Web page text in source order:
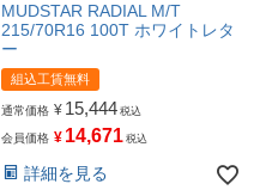
MUDSTAR RADIAL M/T
215/70R16 100T ホワイトレタ
ー
組込工賃無料
通常価格 ¥ 15,444 税込
会員価格 ¥ 14,671 税込
詳細を見る